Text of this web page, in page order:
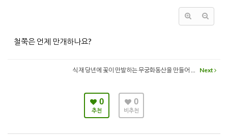
철쭉은 언제 만개하나요?
식재 당년에 꽃이 만발하는 무궁화동산을 만들어 ... Next
0
추천
0
비추천